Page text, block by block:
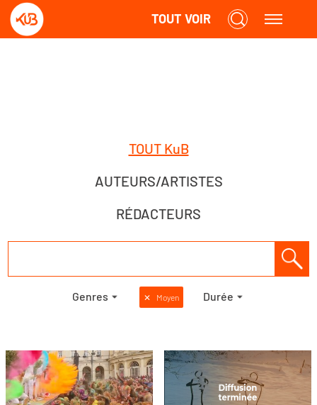
TOUT VOIR
TOUT KuB
AUTEURS/ARTISTES
RÉDACTEURS
Genres ✕ Moyen Durée